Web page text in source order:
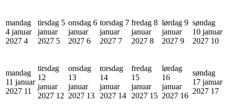
mandag
4 januar
2027 4
tirsdag 5
januar
2027 5
onsdag 6
januar
2027 6
torsdag 7
januar
2027 7
fredag 8
januar
2027 8
lørdag 9
januar
2027 9
søndag
10 januar
2027 10
mandag
11 januar
2027 11
tirsdag
12
januar
2027 12
onsdag
13
januar
2027 13
torsdag
14
januar
2027 14
fredag
15
januar
2027 15
lørdag
16
januar
2027 16
søndag
17 januar
2027 17